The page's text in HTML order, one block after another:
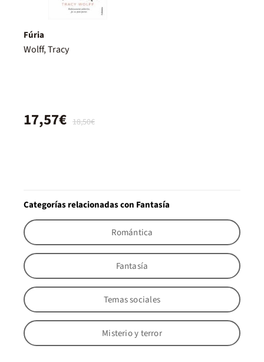
Fúria
Wolff, Tracy
18,50€
17,57€
Categorías relacionadas con Fantasía
Romántica
Fantasía
Temas sociales
Misterio y terror